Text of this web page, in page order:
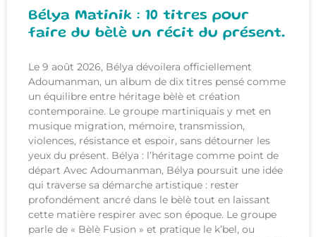
Bélya Matinik : 10 titres pour
faire du bèlè un récit du présent.
Le 9 août 2026, Bélya dévoilera officiellement
Adoumanman, un album de dix titres pensé comme
un équilibre entre héritage bèlè et création
contemporaine. Le groupe martiniquais y met en
musique migration, mémoire, transmission,
violences, résistance et espoir, sans détourner les
yeux du présent. Bélya : l’héritage comme point de
départ Avec Adoumanman, Bélya poursuit une idée
qui traverse sa démarche artistique : rester
profondément ancré dans le bèlè tout en laissant
cette matière respirer avec son époque. Le groupe
parle de « Bèlè Fusion » et pratique le k’bel, ou